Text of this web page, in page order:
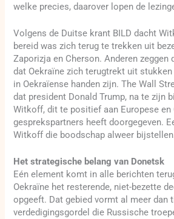
welke precies, daarover lopen de
Volgens de Duitse krant BILD dacht
bereid was zich terug te trekken uit
Zaporizja en Cherson. Anderen
dat Oekraïne zich terugtrekt uit
in Oekraïense handen zijn. The Wall
dat president Donald Trump, na te zijn
Witkoff, dit te positief aan Europese en
gesprekspartners heeft doorgegeven.
Witkoff die boodschap alweer
Het strategische belang van Donetsk
Eén element komt in alle berichten
Oekraïne het resterende, niet-bezette
opgeeft. Dat gebied vormt al meer dan
verdedigingsgordel die Russische